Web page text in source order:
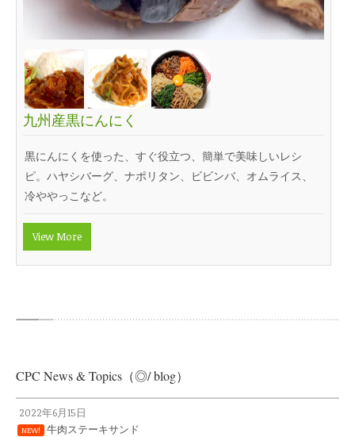
九州産黒にんにく
黒にんにくを使った、すぐ役立つ、簡単で美味しいレシ
ピ。ハヤシバーグ、ナポリタン、ビビンバ、オムライス、
冷ややっこなど。
View More
CPC News & Topics（◎/ blog）
2022年6月15日
NEW! 牛肉ステーキサンド